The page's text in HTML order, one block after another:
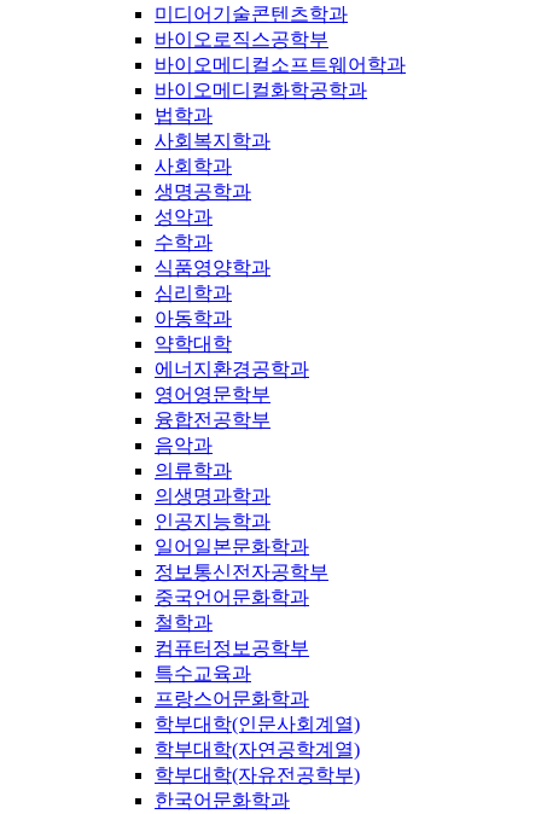
미디어기술콘텐츠학과
바이오로직스공학부
바이오메디컬소프트웨어학과
바이오메디컬화학공학과
법학과
사회복지학과
사회학과
생명공학과
성악과
수학과
식품영양학과
심리학과
아동학과
약학대학
에너지환경공학과
영어영문학부
융합전공학부
음악과
의류학과
의생명과학과
인공지능학과
일어일본문화학과
정보통신전자공학부
중국언어문화학과
철학과
컴퓨터정보공학부
특수교육과
프랑스어문화학과
학부대학(인문사회계열)
학부대학(자연공학계열)
학부대학(자유전공학부)
한국어문화학과